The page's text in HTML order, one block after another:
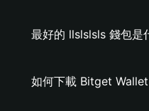
最好的 llslslsls 錢包是
如何下載 Bitget